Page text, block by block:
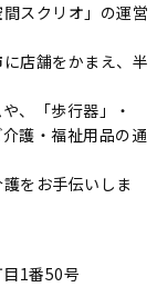
スクリオ」の運営
店舗をかまえ、半
、「歩行器」・
護・福祉用品の通
をお手伝いしま
1番50号